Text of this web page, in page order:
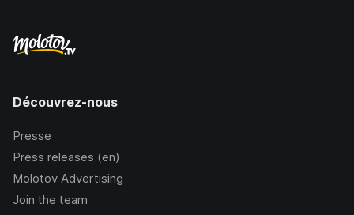
Découvrez-nous
Presse
Press releases (en)
Molotov Advertising
Join the team